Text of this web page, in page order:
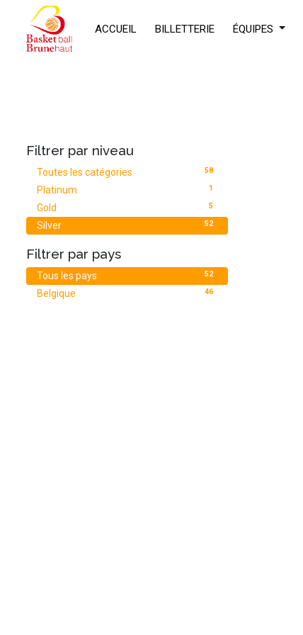
ACCUEIL BILLETTERIE ÉQUIPES
Filtrer par niveau
58
Toutes les catégories
1
Platinum
5
Gold
52
Silver
Filtrer par pays
52
Tous les pays
46
Belgique